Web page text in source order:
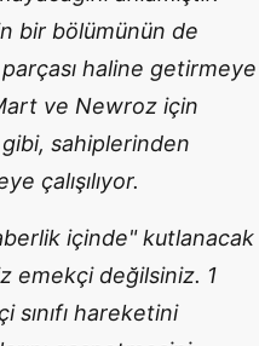
bir bölümünün de
haline getirmeye
ve Newroz için
gibi, sahiplerinden
çalışılıyor.
içinde" kutlanacak
emekçi değilsiniz. 1
sınıfı hareketini